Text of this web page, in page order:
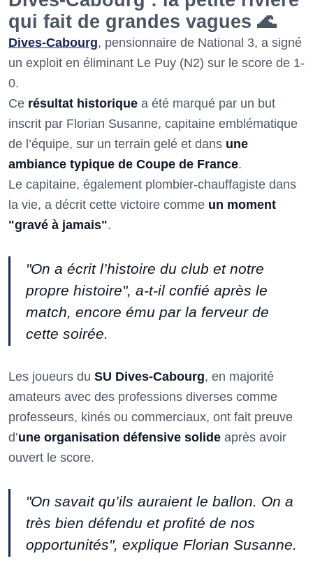
qui fait de grandes vagues 🌊
Dives-Cabourg, pensionnaire de National 3, a signé
un exploit en éliminant Le Puy (N2) sur le score de 1-
0.
Ce résultat historique a été marqué par un but
inscrit par Florian Susanne, capitaine emblématique
de l’équipe, sur un terrain gelé et dans une
ambiance typique de Coupe de France.
Le capitaine, également plombier-chauffagiste dans
la vie, a décrit cette victoire comme un moment
"gravé à jamais".
"On a écrit l’histoire du club et notre
propre histoire", a-t-il confié après le
match, encore ému par la ferveur de
cette soirée.
Les joueurs du SU Dives-Cabourg, en majorité
amateurs avec des professions diverses comme
professeurs, kinés ou commerciaux, ont fait preuve
d’une organisation défensive solide après avoir
ouvert le score.
"On savait qu’ils auraient le ballon. On a
très bien défendu et profité de nos
opportunités", explique Florian Susanne.